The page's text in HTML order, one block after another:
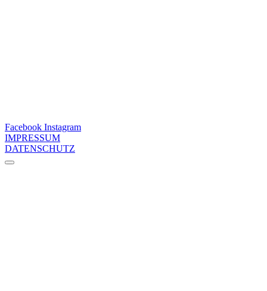
Facebook Instagram
IMPRESSUM
DATENSCHUTZ